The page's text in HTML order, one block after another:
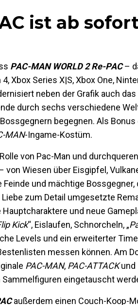
ist ab
PAC-MAN WORLD 2 Re-PAC–
Xbox Series X|S, Xbox One,
neben der Grafik auch
durch sechs verschiedene
begegnen. Als
MAN-Ingame-Kostüm.
von Pac-Man und
Wiesen über Eisgipfel,
und mächtige
zum Detail umgesetzte
und neue
Kick“, Eislaufen, Schnorcheln, „
Levels und ein erweiterter
messen können. Am
PAC-MAN, PAC-ATTACKund
eingetauscht
außerdem einen Couch-Koop-